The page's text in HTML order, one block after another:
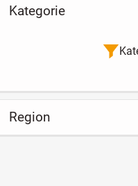
Kategorie
Region